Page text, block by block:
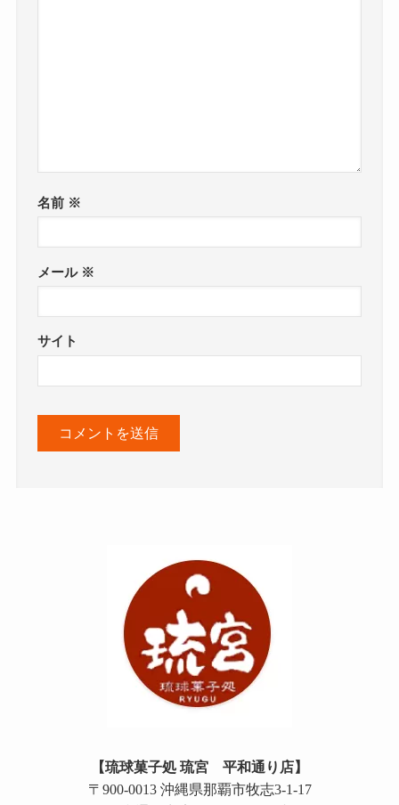
名前 ※
メール ※
サイト
【琉球菓子処 琉宮 平和通り店】
〒900-0013 沖縄県那覇市牧志3-1-17